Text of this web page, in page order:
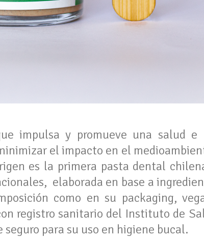
impulsa y promueve una salud e
el impacto en el
es la primera pasta dental
elaborada en base a
como en su packaging,
registro sanitario del Instituto de
para su uso en higiene bucal.